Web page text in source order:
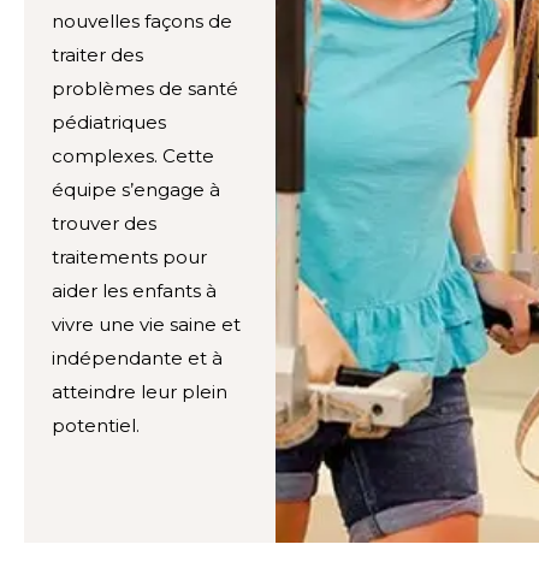
nouvelles façons de
traiter des
problèmes de santé
pédiatriques
complexes. Cette
équipe s’engage à
trouver des
traitements pour
aider les enfants à
vivre une vie saine et
indépendante et à
atteindre leur plein
potentiel.